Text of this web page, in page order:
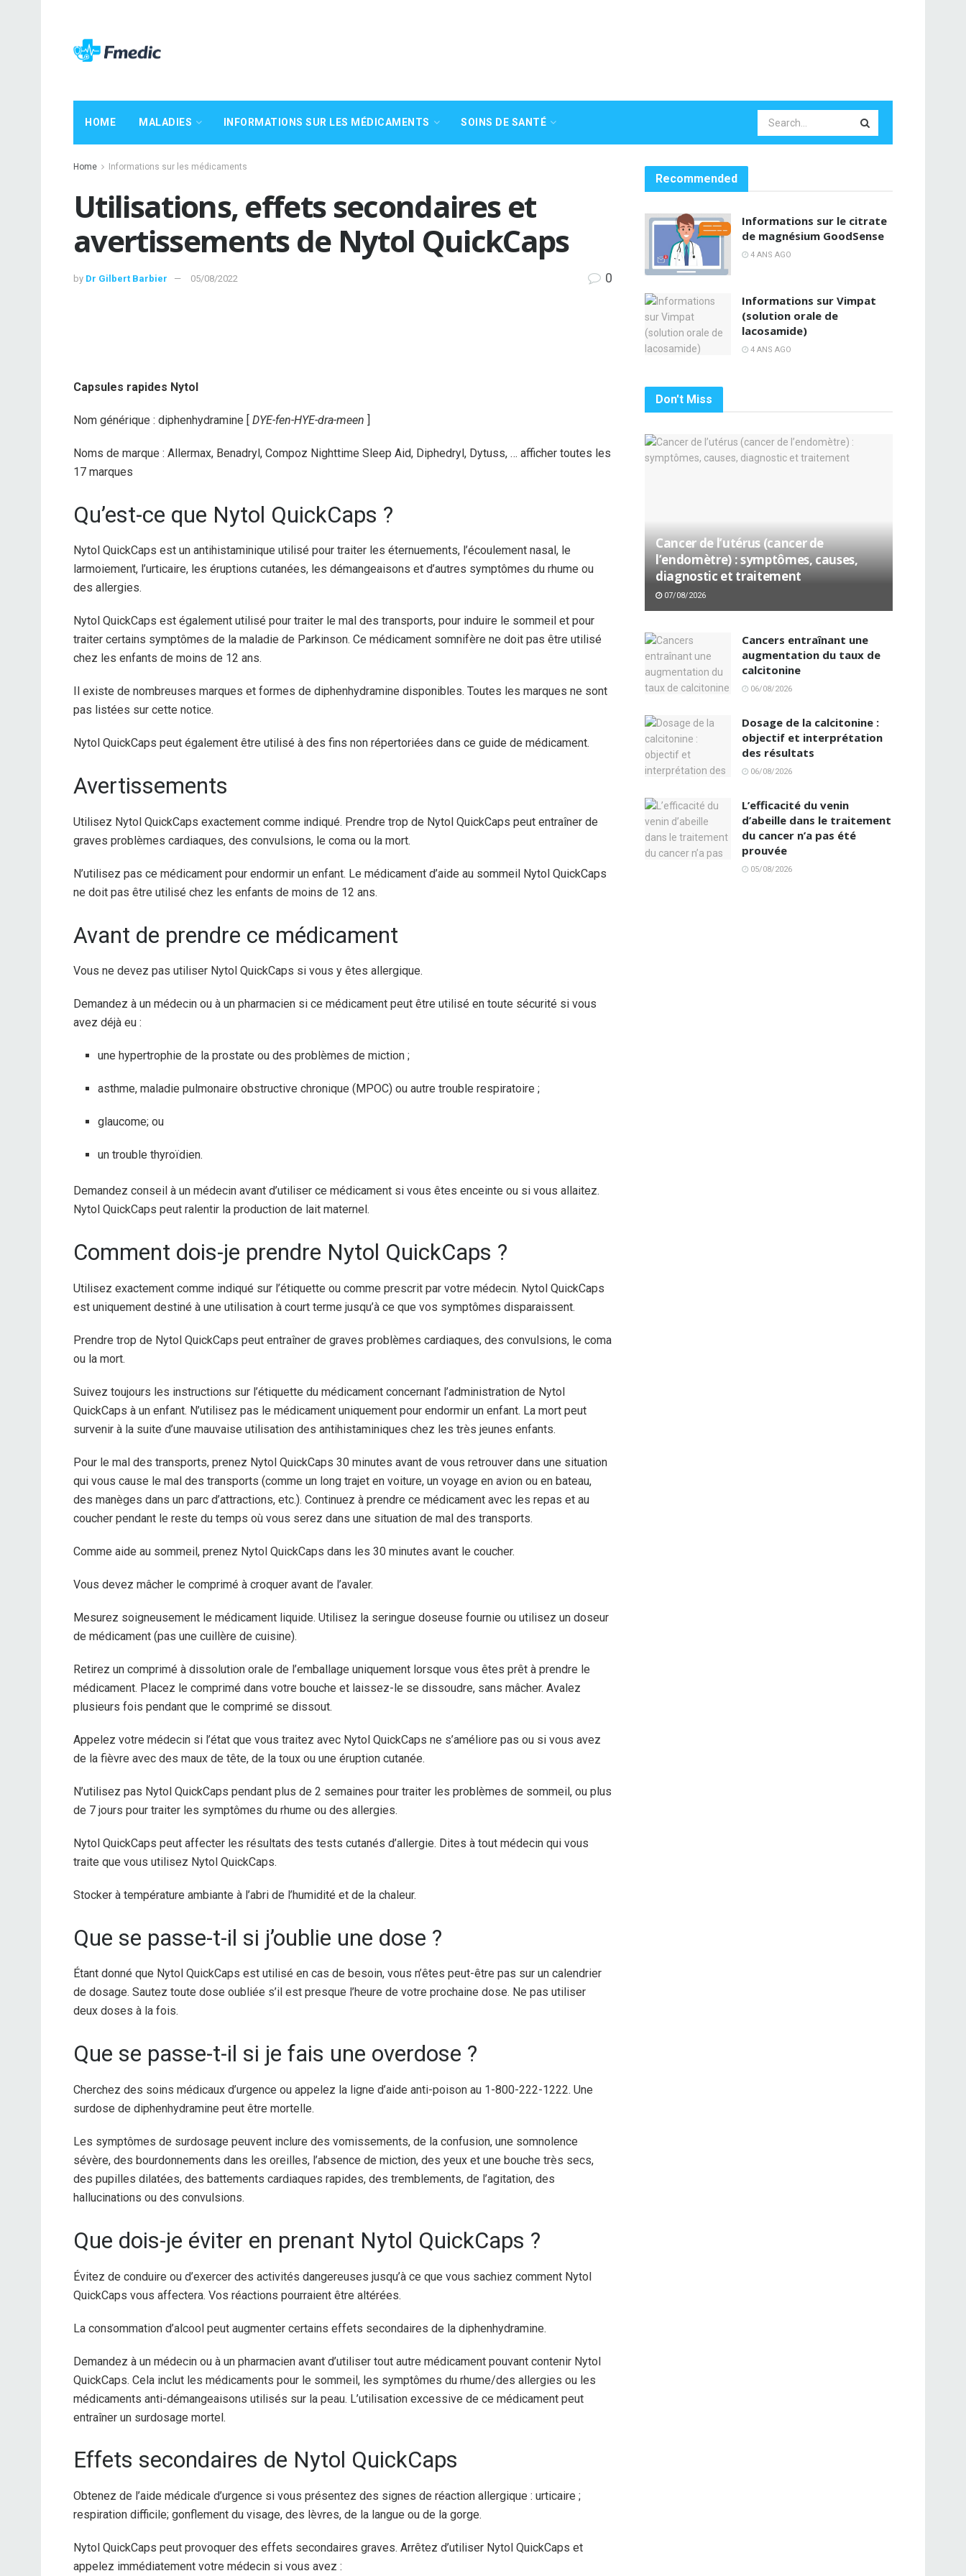
HOME MALADIES INFORMATIONS SUR LES MÉDICAMENTS SOINS DE SANTÉ
Home Informations sur les médicaments
Utilisations, effets secondaires et
avertissements de Nytol QuickCaps
by Dr Gilbert Barbier 05/08/2022 0
Capsules rapides Nytol
Nom générique : diphenhydramine [ DYE-fen-HYE-dra-meen ]
Noms de marque : Allermax, Benadryl, Compoz Nighttime Sleep Aid, Diphedryl, Dytuss, … afficher toutes les
17 marques
Qu’est-ce que Nytol QuickCaps ?
Nytol QuickCaps est un antihistaminique utilisé pour traiter les éternuements, l’écoulement nasal, le
larmoiement, l’urticaire, les éruptions cutanées, les démangeaisons et d’autres symptômes du rhume ou
des allergies.
Nytol QuickCaps est également utilisé pour traiter le mal des transports, pour induire le sommeil et pour
traiter certains symptômes de la maladie de Parkinson. Ce médicament somnifère ne doit pas être utilisé
chez les enfants de moins de 12 ans.
Il existe de nombreuses marques et formes de diphenhydramine disponibles. Toutes les marques ne sont
pas listées sur cette notice.
Nytol QuickCaps peut également être utilisé à des fins non répertoriées dans ce guide de médicament.
Avertissements
Utilisez Nytol QuickCaps exactement comme indiqué. Prendre trop de Nytol QuickCaps peut entraîner de
graves problèmes cardiaques, des convulsions, le coma ou la mort.
N’utilisez pas ce médicament pour endormir un enfant. Le médicament d’aide au sommeil Nytol QuickCaps
ne doit pas être utilisé chez les enfants de moins de 12 ans.
Avant de prendre ce médicament
Vous ne devez pas utiliser Nytol QuickCaps si vous y êtes allergique.
Demandez à un médecin ou à un pharmacien si ce médicament peut être utilisé en toute sécurité si vous
avez déjà eu :
une hypertrophie de la prostate ou des problèmes de miction ;
asthme, maladie pulmonaire obstructive chronique (MPOC) ou autre trouble respiratoire ;
glaucome; ou
un trouble thyroïdien.
Demandez conseil à un médecin avant d’utiliser ce médicament si vous êtes enceinte ou si vous allaitez.
Nytol QuickCaps peut ralentir la production de lait maternel.
Comment dois-je prendre Nytol QuickCaps ?
Utilisez exactement comme indiqué sur l’étiquette ou comme prescrit par votre médecin. Nytol QuickCaps
est uniquement destiné à une utilisation à court terme jusqu’à ce que vos symptômes disparaissent.
Prendre trop de Nytol QuickCaps peut entraîner de graves problèmes cardiaques, des convulsions, le coma
ou la mort.
Suivez toujours les instructions sur l’étiquette du médicament concernant l’administration de Nytol
QuickCaps à un enfant. N’utilisez pas le médicament uniquement pour endormir un enfant. La mort peut
survenir à la suite d’une mauvaise utilisation des antihistaminiques chez les très jeunes enfants.
Pour le mal des transports, prenez Nytol QuickCaps 30 minutes avant de vous retrouver dans une situation
qui vous cause le mal des transports (comme un long trajet en voiture, un voyage en avion ou en bateau,
des manèges dans un parc d’attractions, etc.). Continuez à prendre ce médicament avec les repas et au
coucher pendant le reste du temps où vous serez dans une situation de mal des transports.
Comme aide au sommeil, prenez Nytol QuickCaps dans les 30 minutes avant le coucher.
Vous devez mâcher le comprimé à croquer avant de l’avaler.
Mesurez soigneusement le médicament liquide. Utilisez la seringue doseuse fournie ou utilisez un doseur
de médicament (pas une cuillère de cuisine).
Retirez un comprimé à dissolution orale de l’emballage uniquement lorsque vous êtes prêt à prendre le
médicament. Placez le comprimé dans votre bouche et laissez-le se dissoudre, sans mâcher. Avalez
plusieurs fois pendant que le comprimé se dissout.
Appelez votre médecin si l’état que vous traitez avec Nytol QuickCaps ne s’améliore pas ou si vous avez
de la fièvre avec des maux de tête, de la toux ou une éruption cutanée.
N’utilisez pas Nytol QuickCaps pendant plus de 2 semaines pour traiter les problèmes de sommeil, ou plus
de 7 jours pour traiter les symptômes du rhume ou des allergies.
Nytol QuickCaps peut affecter les résultats des tests cutanés d’allergie. Dites à tout médecin qui vous
traite que vous utilisez Nytol QuickCaps.
Stocker à température ambiante à l’abri de l’humidité et de la chaleur.
Que se passe-t-il si j’oublie une dose ?
Étant donné que Nytol QuickCaps est utilisé en cas de besoin, vous n’êtes peut-être pas sur un calendrier
de dosage. Sautez toute dose oubliée s’il est presque l’heure de votre prochaine dose. Ne pas utiliser
deux doses à la fois.
Que se passe-t-il si je fais une overdose ?
Cherchez des soins médicaux d’urgence ou appelez la ligne d’aide anti-poison au 1-800-222-1222. Une
surdose de diphenhydramine peut être mortelle.
Les symptômes de surdosage peuvent inclure des vomissements, de la confusion, une somnolence
sévère, des bourdonnements dans les oreilles, l’absence de miction, des yeux et une bouche très secs,
des pupilles dilatées, des battements cardiaques rapides, des tremblements, de l’agitation, des
hallucinations ou des convulsions.
Que dois-je éviter en prenant Nytol QuickCaps ?
Évitez de conduire ou d’exercer des activités dangereuses jusqu’à ce que vous sachiez comment Nytol
QuickCaps vous affectera. Vos réactions pourraient être altérées.
La consommation d’alcool peut augmenter certains effets secondaires de la diphenhydramine.
Demandez à un médecin ou à un pharmacien avant d’utiliser tout autre médicament pouvant contenir Nytol
QuickCaps. Cela inclut les médicaments pour le sommeil, les symptômes du rhume/des allergies ou les
médicaments anti-démangeaisons utilisés sur la peau. L’utilisation excessive de ce médicament peut
entraîner un surdosage mortel.
Effets secondaires de Nytol QuickCaps
Obtenez de l’aide médicale d’urgence si vous présentez des signes de réaction allergique : urticaire ;
respiration difficile; gonflement du visage, des lèvres, de la langue ou de la gorge.
Nytol QuickCaps peut provoquer des effets secondaires graves. Arrêtez d’utiliser Nytol QuickCaps et
appelez immédiatement votre médecin si vous avez :
Recommended
Informations sur le citrate
de magnésium GoodSense
4 ANS AGO
Informations sur Vimpat
(solution orale de
lacosamide)
4 ANS AGO
Don't Miss
Cancer de l’utérus (cancer de
l’endomètre) : symptômes, causes,
diagnostic et traitement
07/08/2026
Cancers entraînant une
augmentation du taux de
calcitonine
06/08/2026
Dosage de la calcitonine :
objectif et interprétation
des résultats
06/08/2026
L’efficacité du venin
d’abeille dans le traitement
du cancer n’a pas été
prouvée
05/08/2026